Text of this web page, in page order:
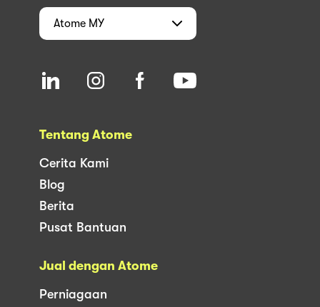
Atome MY
Tentang Atome
Cerita Kami
Blog
Berita
Pusat Bantuan
Jual dengan Atome
Perniagaan